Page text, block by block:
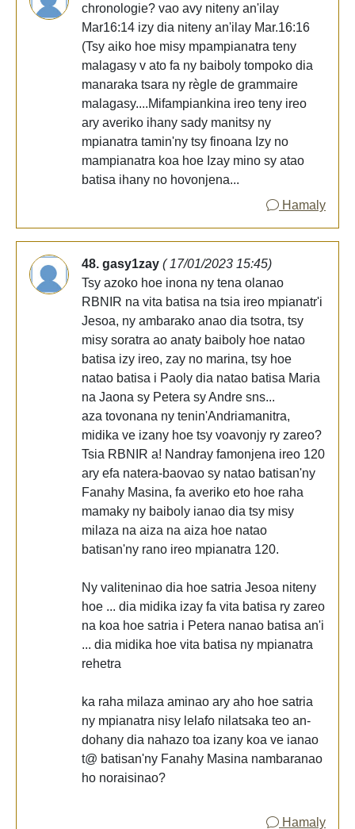
chronologie? vao avy niteny an'ilay
Mar16:14 izy dia niteny an'ilay Mar.16:16
(Tsy aiko hoe misy mpampianatra teny
malagasy v ato fa ny baiboly tompoko dia
manaraka tsara ny règle de grammaire
malagasy....Mifampiankina ireo teny ireo
ary averiko ihany sady manitsy ny
mpianatra tamin'ny tsy finoana Izy no
mampianatra koa hoe Izay mino sy atao
batisa ihany no hovonjena...
Hamaly
48. gasy1zay ( 17/01/2023 15:45)
Tsy azoko hoe inona ny tena olanao
RBNIR na vita batisa na tsia ireo mpianatr'i
Jesoa, ny ambarako anao dia tsotra, tsy
misy soratra ao anaty baiboly hoe natao
batisa izy ireo, zay no marina, tsy hoe
natao batisa i Paoly dia natao batisa Maria
na Jaona sy Petera sy Andre sns...
aza tovonana ny tenin'Andriamanitra,
midika ve izany hoe tsy voavonjy ry zareo?
Tsia RBNIR a! Nandray famonjena ireo 120
ary efa natera-baovao sy natao batisan'ny
Fanahy Masina, fa averiko eto hoe raha
mamaky ny baiboly ianao dia tsy misy
milaza na aiza na aiza hoe natao
batisan'ny rano ireo mpianatra 120.
Ny valiteninao dia hoe satria Jesoa niteny
hoe ... dia midika izay fa vita batisa ry zareo
na koa hoe satria i Petera nanao batisa an'i
... dia midika hoe vita batisa ny mpianatra
rehetra
ka raha milaza aminao ary aho hoe satria
ny mpianatra nisy lelafo nilatsaka teo an-
dohany dia nahazo toa izany koa ve ianao
t@ batisan'ny Fanahy Masina nambaranao
ho noraisinao?
Hamaly